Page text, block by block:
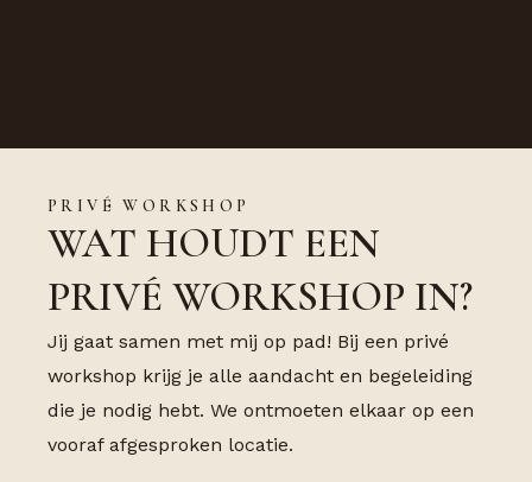
PRIVÉ WORKSHOP
WAT HOUDT EEN
PRIVÉ WORKSHOP IN?
Jij gaat samen met mij op pad! Bij een privé
workshop krijg je alle aandacht en begeleiding
die je nodig hebt. We ontmoeten elkaar op een
vooraf afgesproken locatie.